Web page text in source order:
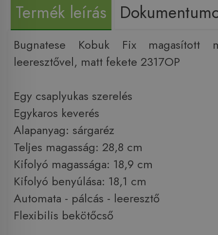
Termék leírás
Bugnatese Kobuk Fix magasított
leeresztővel, matt fekete 2317OP
Egy csaplyukas szerelés
Egykaros keverés
Alapanyag: sárgaréz
Teljes magasság: 28,8 cm
Kifolyó magassága: 18,9 cm
Kifolyó benyúlása: 18,1 cm
Automata - pálcás - leeresztő
Flexibilis bekötőcső